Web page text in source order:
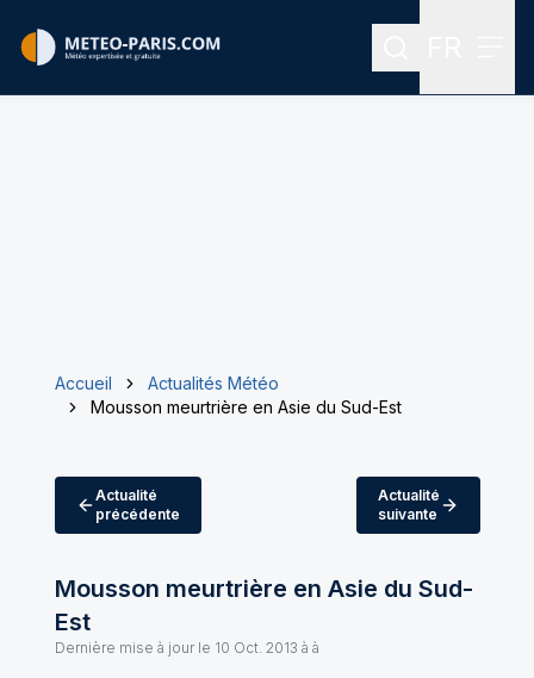
Rechercher
Accueil
Actualités Météo
Mousson meurtrière en Asie du Sud-Est
Actualité
précédente
Actualité
suivante
Mousson meurtrière en Asie du Sud-
Est
Dernière mise à jour le 10 Oct. 2013 à à